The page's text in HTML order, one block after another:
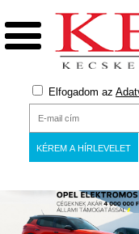
Elfogadom az